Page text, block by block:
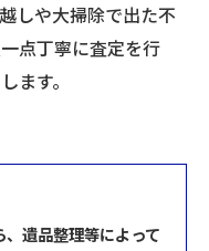
しや大掃除で出た不
点丁寧に査定を行
ます。
遺品整理等によって